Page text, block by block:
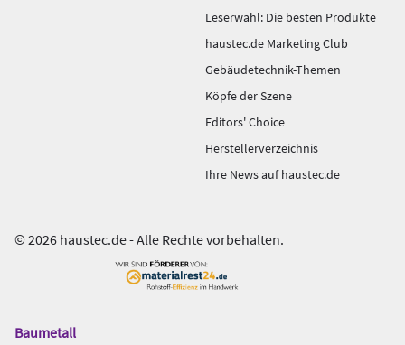
Leserwahl: Die besten Produkte
haustec.de Marketing Club
Gebäudetechnik-Themen
Köpfe der Szene
Editors' Choice
Herstellerverzeichnis
Ihre News auf haustec.de
© 2026 haustec.de - Alle Rechte vorbehalten.
Das
Baumetall